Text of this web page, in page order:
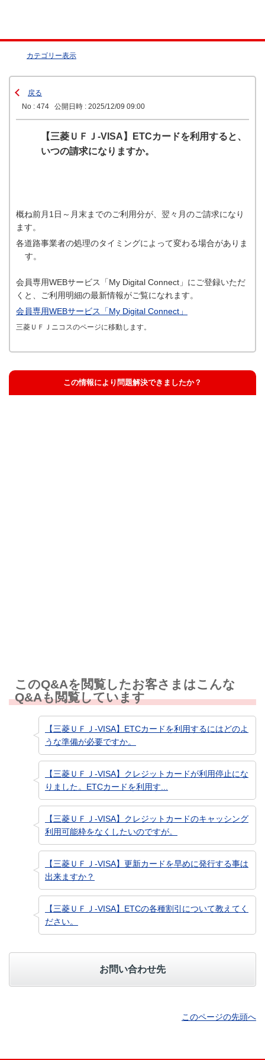
カテゴリー表示
戻る
No : 474
公開日時 : 2025/12/09 09:00
【三菱ＵＦＪ-VISA】ETCカードを利用すると、
いつの請求になりますか。
概ね前月1日～月末までのご利用分が、翌々月のご請求になり
ます。
各道路事業者の処理のタイミングによって変わる場合がありま
す。
会員専用WEBサービス「My Digital Connect」にご登録いただ
くと、ご利用明細の最新情報がご覧になれます。
会員専用WEBサービス「My Digital Connect」
三菱ＵＦＪニコスのページに移動します。
この情報により問題解決できましたか？
このQ&Aを閲覧したお客さまはこんな
Q&Aも閲覧しています
【三菱ＵＦＪ-VISA】ETCカードを利用するにはどのよ
うな準備が必要ですか。
【三菱ＵＦＪ-VISA】クレジットカードが利用停止にな
りました。ETCカードを利用す...
【三菱ＵＦＪ-VISA】クレジットカードのキャッシング
利用可能枠をなくしたいのですが。
【三菱ＵＦＪ-VISA】更新カードを早めに発行する事は
出来ますか？
【三菱ＵＦＪ-VISA】ETCの各種割引について教えてく
ださい。
お問い合わせ先
このページの先頭へ